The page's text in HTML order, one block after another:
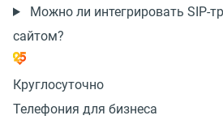
Можно ли интегрировать SIP-
сайтом?
Круглосуточно
Телефония для бизнеса